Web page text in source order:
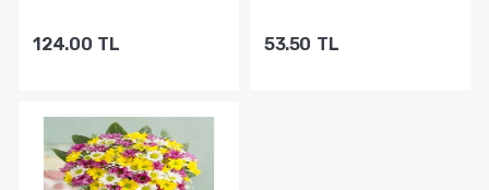
124.00 TL
Sepete Ekle
53.50 TL